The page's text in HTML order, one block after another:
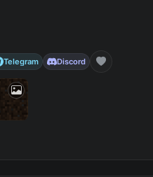
Telegram Discord